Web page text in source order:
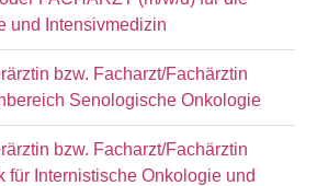
und Intensivmedizin
bzw. Facharzt/Fachärztin
Senologische Onkologie
bzw. Facharzt/Fachärztin
für Internistische Onkologie und